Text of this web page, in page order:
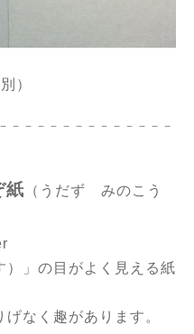
）
－－－－－－－－－－－－－
紙 （うだず みのこう
」の目がよく見える紙
なく趣があります。